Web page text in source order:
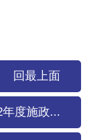
回最上面
年度施政...